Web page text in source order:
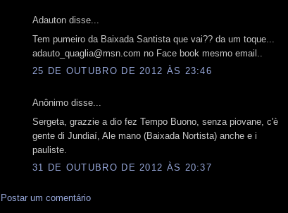
Adauton disse...
Tem pumeiro da Baixada Santista que vai?? da um toque...
adauto_quaglia@msn.com no Face book mesmo email..
25 DE OUTUBRO DE 2012 ÀS 23:46
Anônimo disse...
Sergeta, grazzie a dio fez Tempo Buono, senza piovane, c'è
gente di Jundiaí, Ale mano (Baixada Nortista) anche e i
pauliste.
31 DE OUTUBRO DE 2012 ÀS 20:37
Postar um comentário